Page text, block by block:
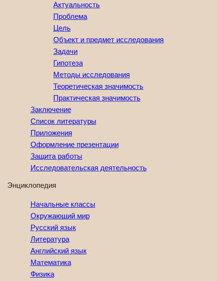
Актуальность
Проблема
Цель
Объект и предмет исследования
Задачи
Гипотеза
Методы исследования
Теоретическая значимость
Практическая значимость
Заключение
Список литературы
Приложения
Оформление презентации
Защита работы
Исследовательская деятельность
Энциклопедия
Начальные классы
Окружающий мир
Русский язык
Литература
Английский язык
Математика
Физика